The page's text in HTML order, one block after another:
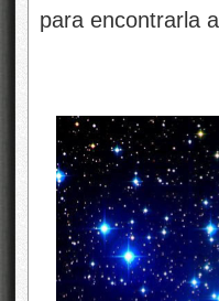
para encontrarla